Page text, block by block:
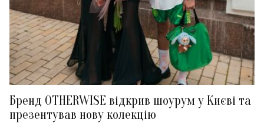
Бренд OTHERWISE відкрив шоурум у Києві та
презентував нову колекцію